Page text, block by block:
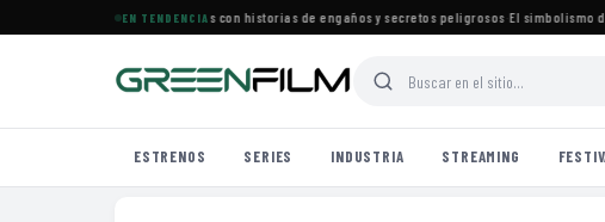
EN TENDENCIA
estrena especial de películas con historias de engaños y secretos peligrosos·El simbolismo de
ESTRENOS SERIES INDUSTRIA STREAMING